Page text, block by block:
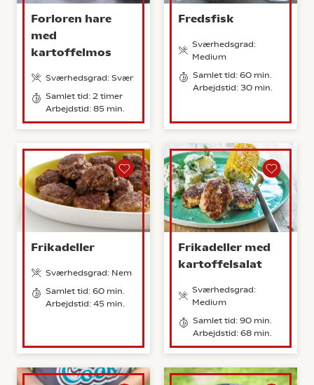
Forloren hare
med
kartoffelmos
Sværhedsgrad: Svær
Samlet tid: 2 timer
Arbejdstid: 85 min.
Fredsfisk
Sværhedsgrad:
Medium
Samlet tid: 60 min.
Arbejdstid: 30 min.
Frikadeller
Sværhedsgrad: Nem
Samlet tid: 60 min.
Arbejdstid: 45 min.
Frikadeller med
kartoffelsalat
Sværhedsgrad:
Medium
Samlet tid: 90 min.
Arbejdstid: 68 min.